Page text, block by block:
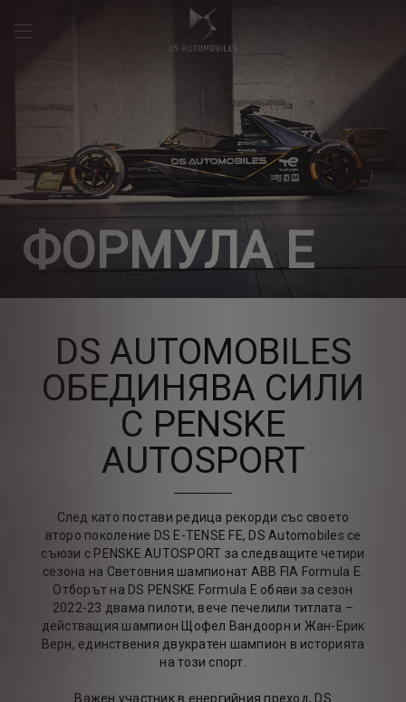
ФОРМУЛА Е
DS AUTOMOBILES
ОБЕДИНЯВА СИЛИ
С PENSKE
AUTOSPORT
След като постави редица рекорди със своето
второ поколение DS E-TENSE FE, DS Automobiles се
съюзи с PENSKE AUTOSPORT за следващите четири
сезона на Световния шампионат ABB FIA Formula E.
Отборът на DS PENSKE Formula E обяви за сезон
2022-23 двама пилоти, вече печелили титлата –
действащия шампион Щофел Вандоорн и Жан-Ерик
Верн, единствения двукратен шампион в историята
на този спорт.
Важен участник в енергийния преход, DS